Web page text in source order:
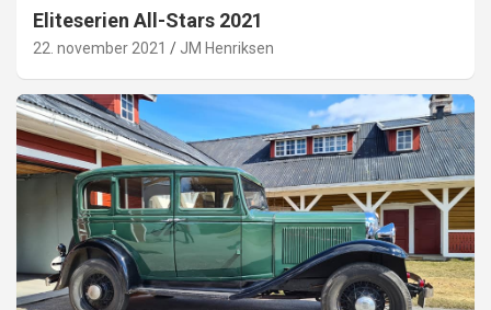
Eliteserien All-Stars 2021
22. november 2021 JM Henriksen